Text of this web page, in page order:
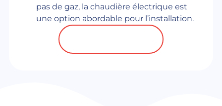
pas de gaz, la chaudière électrique est
une option abordable pour l’installation.